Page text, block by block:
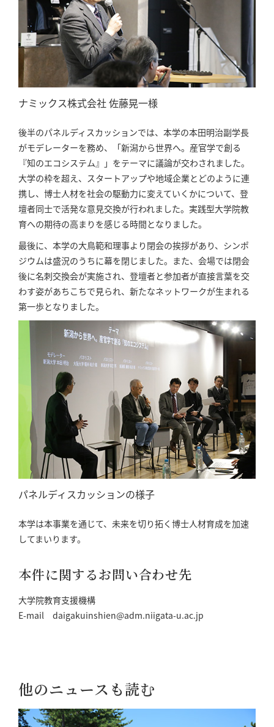
ナミックス株式会社 佐藤晃一様
後半のパネルディスカッションでは、本学の本田明治副学長
がモデレーターを務め、「新潟から世界へ。産官学で創る
『知のエコシステム』」をテーマに議論が交わされました。
大学の枠を超え、スタートアップや地域企業とどのように連
携し、博士人材を社会の駆動力に変えていくかについて、登
壇者同士で活発な意見交換が行われました。実践型大学院教
育への期待の高まりを感じる時間となりました。
最後に、本学の大鳥範和理事より閉会の挨拶があり、シンポ
ジウムは盛況のうちに幕を閉じました。また、会場では閉会
後に名刺交換会が実施され、登壇者と参加者が直接言葉を交
わす姿があちこちで見られ、新たなネットワークが生まれる
第一歩となりました。
パネルディスカッションの様子
本学は本事業を通じて、未来を切り拓く博士人材育成を加速
してまいります。
本件に関するお問い合わせ先
大学院教育支援機構
E-mail daigakuinshien@adm.niigata-u.ac.jp
他のニュースも読む